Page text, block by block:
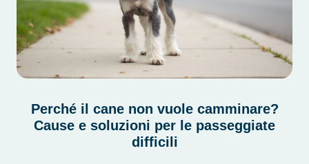
Perché il cane non vuole camminare?
Cause e soluzioni per le passeggiate
difficili